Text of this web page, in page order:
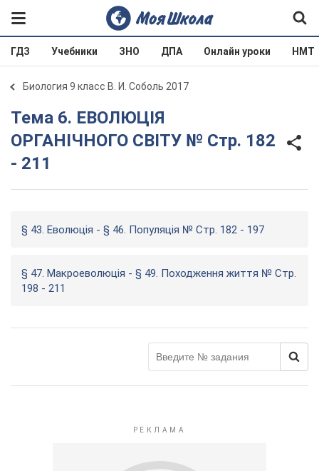
ГДЗ Учебники ЗНО ДПА Онлайн уроки НМТ
Биология 9 класс В. И. Соболь 2017
Тема 6. ЕВОЛЮЦІЯ
ОРГАНІЧНОГО СВІТУ № Cтр. 182
- 211
§ 43. Еволюція - § 46. Популяція № Cтр. 182 - 197
§ 47. Макроеволюція - § 49. Походження життя № Cтр.
198 - 211